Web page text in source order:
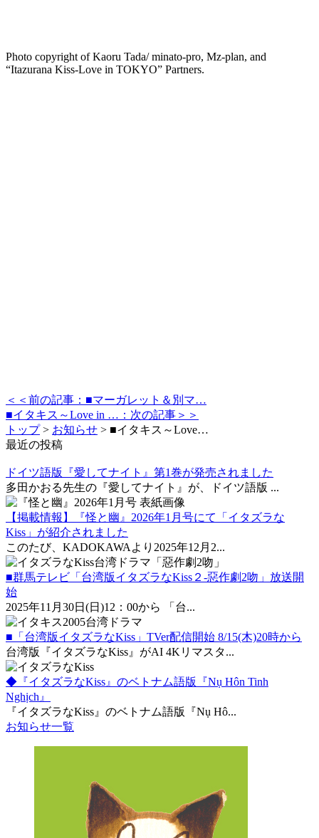
Photo copyright of Kaoru Tada/ minato-pro, Mz-plan, and
“Itazurana Kiss-Love in TOKYO” Partners.
＜＜前の記事：■マーガレット＆別マ…
■イタキス～Love in …：次の記事＞＞
トップ> お知らせ > ■イタキス～Love…
最近の投稿
ドイツ語版『愛してナイト』第1巻が発売されました
多田かおる先生の『愛してナイト』が、ドイツ語版 ...
【掲載情報】『怪と幽』2026年1月号にて「イタズラな
Kiss」が紹介されました
このたび、KADOKAWAより2025年12月2...
■群馬テレビ「台湾版イタズラなKiss２-惡作劇2吻」放送開
始
2025年11月30日(日)12：00から 「台...
■「台湾版イタズラなKiss」TVer配信開始 8/15(木)20時から
台湾版『イタズラなKiss』がAI 4Kリマスタ...
◆『イタズラなKiss』のベトナム語版『Nụ Hôn Tinh
Nghịch』
『イタズラなKiss』のベトナム語版『Nụ Hô...
お知らせ一覧